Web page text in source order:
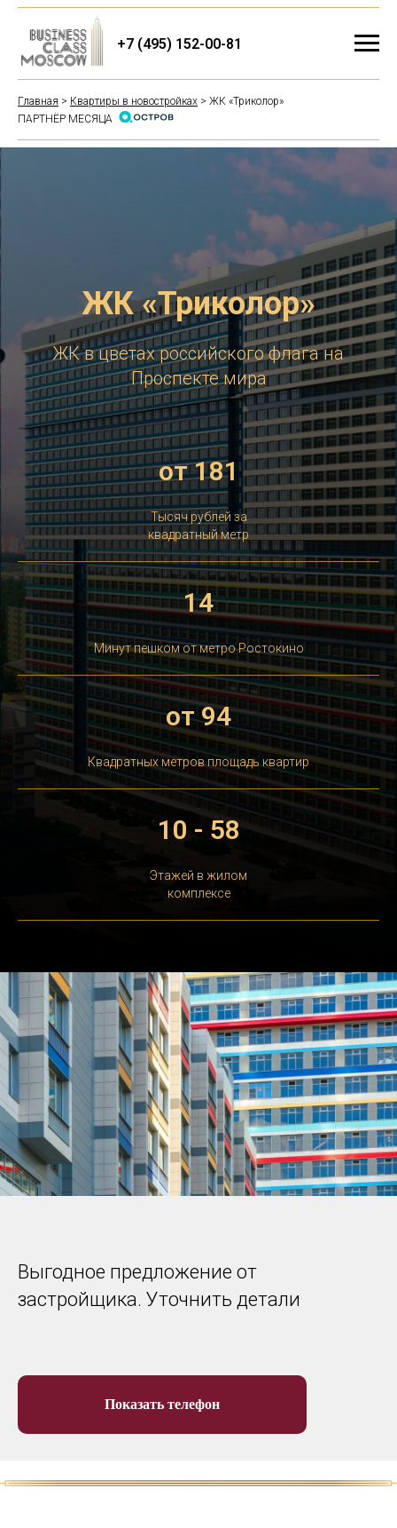
+7 (495) 152-00-81
Главная > Квартиры в новостройках > ЖК «Триколор»
ПАРТНЁР МЕСЯЦА
ЖК «Триколор»
ЖК в цветах российского флага на
Проспекте мира
от 181
Тысяч рублей за
квадратный метр
14
Минут пешком от метро Ростокино
от 94
Квадратных метров площадь квартир
10 - 58
Этажей в жилом
комплексе
Выгодное предложение от
застройщика. Уточнить детали
Показать телефон